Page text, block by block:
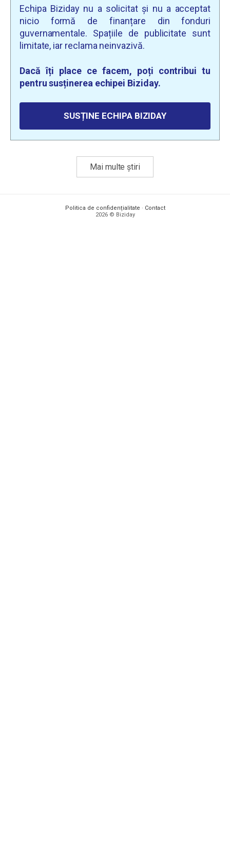
Echipa Biziday nu a solicitat și nu a acceptat
nicio formă de finanțare din fonduri
guvernamentale. Spațiile de publicitate sunt
limitate, iar reclama neinvazivă.
Dacă îți place ce facem, poți contribui tu
pentru susținerea echipei Biziday.
SUSȚINE ECHIPA BIZIDAY
Mai multe știri
Politica de confidențialitate · Contact
2026 © Biziday